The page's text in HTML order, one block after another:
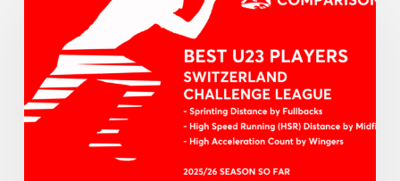
Schweiz
Challenge